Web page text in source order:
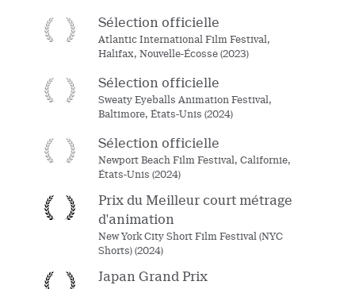
Sélection officielle
Atlantic International Film Festival,
Halifax, Nouvelle-Écosse (2023)
Sélection officielle
Sweaty Eyeballs Animation Festival,
Baltimore, États-Unis (2024)
Sélection officielle
Newport Beach Film Festival, Californie,
États-Unis (2024)
Prix du Meilleur court métrage
d'animation
New York City Short Film Festival (NYC
Shorts) (2024)
Japan Grand Prix